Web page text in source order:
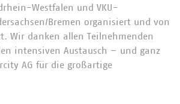
Westfalen und VKU-
Bremen organisiert und von
Wir danken allen Teilnehmenden
intensiven Austausch – und ganz
AG für die großartige